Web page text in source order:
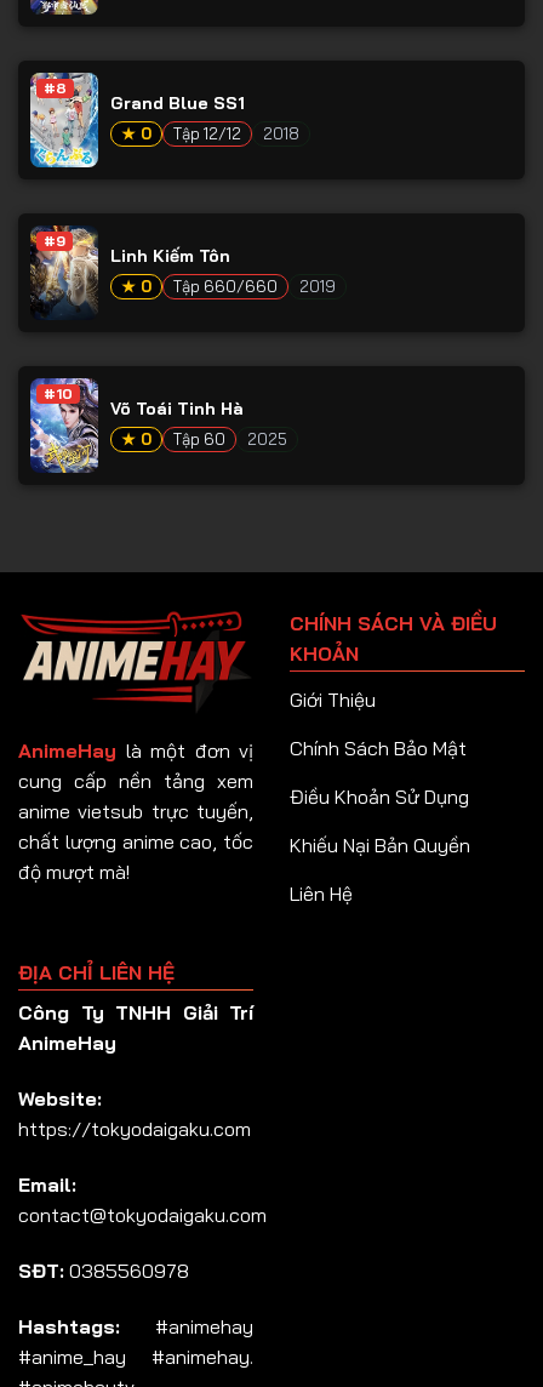
#8
Grand Blue SS1
★ 0 Tập 12/12 2018
#9
Linh Kiếm Tôn
★ 0 Tập 660/660 2019
#10
Võ Toái Tinh Hà
★ 0 Tập 60 2025
AnimeHay là một đơn vị
cung cấp nền tảng xem
anime vietsub trực tuyến,
chất lượng anime cao, tốc
độ mượt mà!
CHÍNH SÁCH VÀ ĐIỀU
KHOẢN
Giới Thiệu
Chính Sách Bảo Mật
Điều Khoản Sử Dụng
Khiếu Nại Bản Quyền
Liên Hệ
ĐỊA CHỈ LIÊN HỆ
Công Ty TNHH Giải Trí
AnimeHay
Website:
https://tokyodaigaku.com
Email:
contact@tokyodaigaku.com
SĐT: 0385560978
Hashtags: #animehay
#anime_hay #animehay.